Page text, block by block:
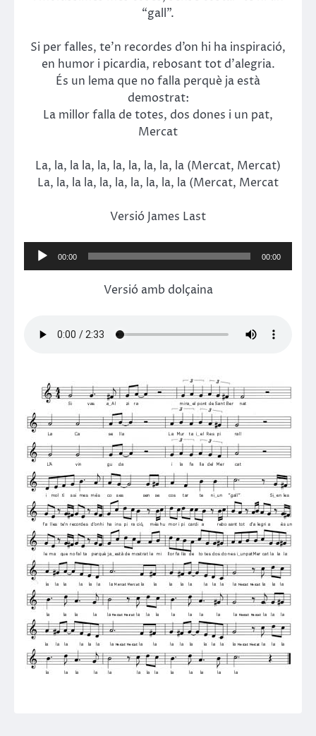
“gall”.
Si per falles, te’n recordes d’on hi ha inspiració,
en humor i picardia, rebosant tot d’alegria.
És un lema que no falla perquè ja està
demostrat:
La millor falla de totes, dos dones i un pat,
Mercat
La, la, la la, la, la, la, la, la, la (Mercat, Mercat)
La, la, la la, la, la, la, la, la, la (Mercat, Mercat
Versió James Last
Reproductor
d'àudio
00:00 00:00
Versió amb dolçaina